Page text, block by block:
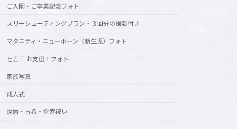
ご入園・ご卒業記念フォト
スリーシューティングプラン・３回分の撮影付き
マタニティ・ニューボーン（新生児）フォト
七五三 お支度＋フォト
家族写真
成人式
還暦・古希・傘寿祝い